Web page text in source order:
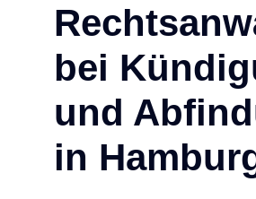
bei
und
in